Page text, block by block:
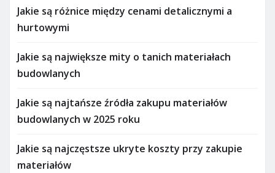
Jakie są różnice między cenami detalicznymi a
hurtowymi
Jakie są największe mity o tanich materiałach
budowlanych
Jakie są najtańsze źródła zakupu materiałów
budowlanych w 2025 roku
Jakie są najczęstsze ukryte koszty przy zakupie
materiałów